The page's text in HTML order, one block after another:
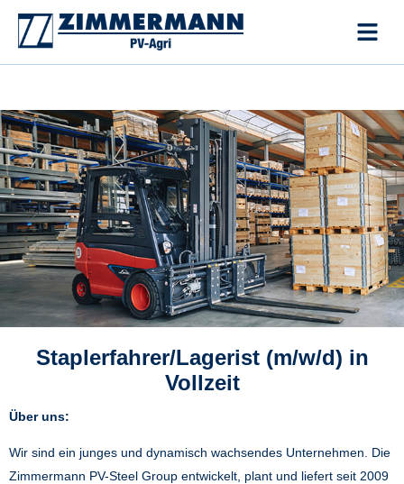
Zum
Inhalt
Staplerfahrer/Lagerist (m/w/d) in
Vollzeit
Über uns:
Wir sind ein junges und dynamisch wachsendes Unternehmen. Die
Zimmermann PV-Steel Group entwickelt, plant und liefert seit 2009